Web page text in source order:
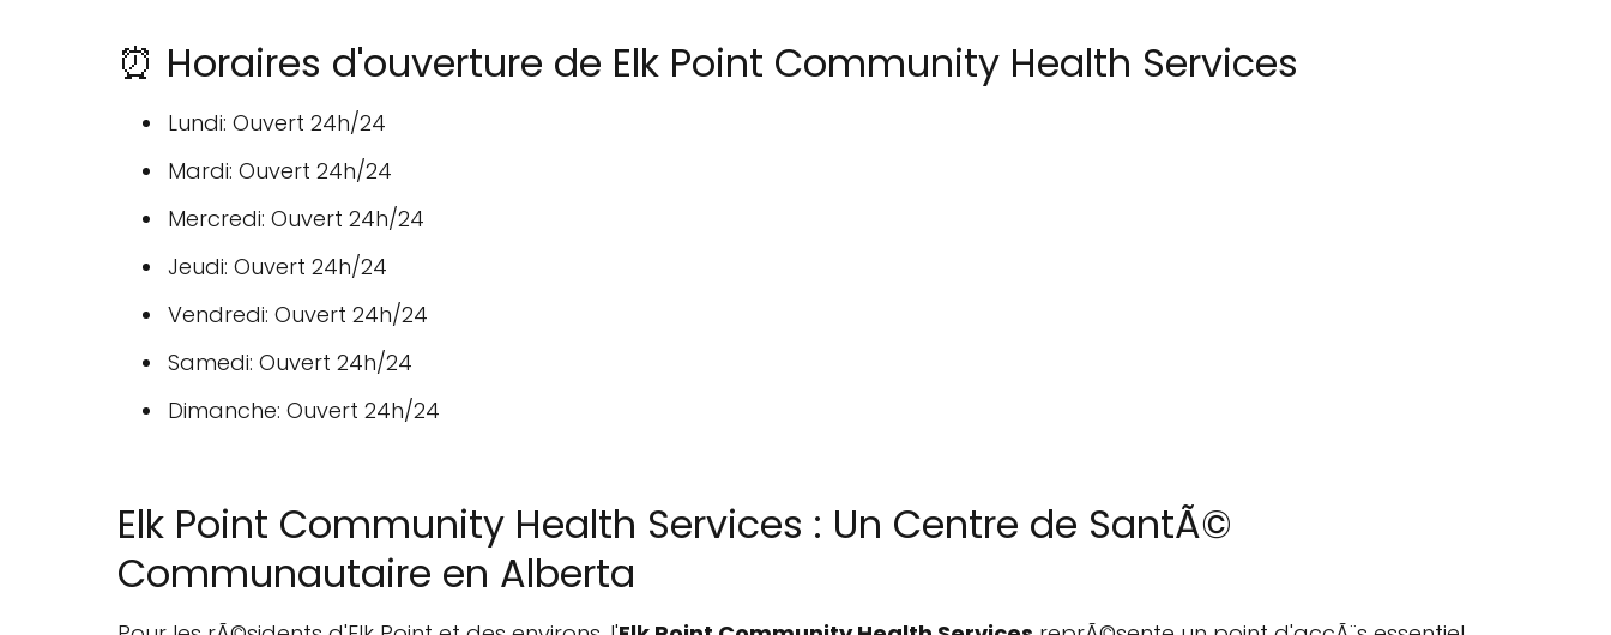
⏰ Horaires d'ouverture de Elk Point Community Health Services
Lundi: Ouvert 24h/24
Mardi: Ouvert 24h/24
Mercredi: Ouvert 24h/24
Jeudi: Ouvert 24h/24
Vendredi: Ouvert 24h/24
Samedi: Ouvert 24h/24
Dimanche: Ouvert 24h/24
Elk Point Community Health Services : Un Centre de SantÃ©
Communautaire en Alberta